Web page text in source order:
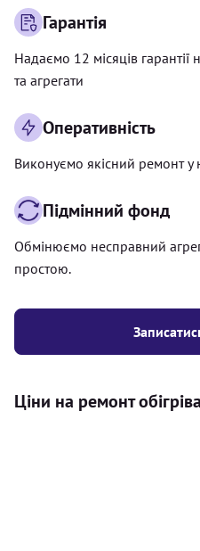
Гарантія
Надаємо 12 місяців гарантії
та агрегати
Оперативність
Виконуємо якісний ремонт у
Підмінний фонд
Обмінюємо несправний
простою.
Ціни на ремонт